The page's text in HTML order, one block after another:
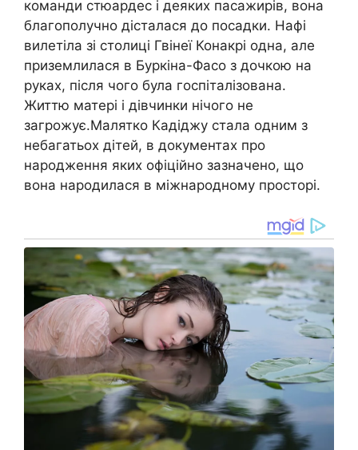
команди стюардес і деяких пасажирів, вона
благополучно дісталася до посадки. Нафі
вилетіла зі столиці Гвінеї Конакрі одна, але
приземлилася в Буркіна-Фасо з дочкою на
руках, після чого була госпіталізована.
Життю матері і дівчинки нічого не
загрожує.Малятко Кадіджу стала одним з
небагатьох дітей, в документах про
народження яких офіційно зазначено, що
вона народилася в міжнародному просторі.